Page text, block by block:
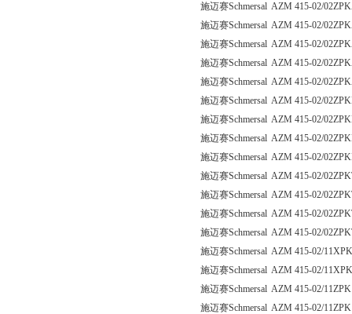
施迈赛Schmersal AZM 415-02/
施迈赛Schmersal AZM 415-02/
施迈赛Schmersal AZM 415-02/
施迈赛Schmersal AZM 415-02/
施迈赛Schmersal AZM 415-02/
施迈赛Schmersal AZM 415-02/
施迈赛Schmersal AZM 415-02/
施迈赛Schmersal AZM 415-02/
施迈赛Schmersal AZM 415-02/
施迈赛Schmersal AZM 415-02/
施迈赛Schmersal AZM 415-02/
施迈赛Schmersal AZM 415-02/
施迈赛Schmersal AZM 415-02/
施迈赛Schmersal AZM 415-02/
施迈赛Schmersal AZM 415-02/
施迈赛Schmersal AZM 415-02/
施迈赛Schmersal AZM 415-02/